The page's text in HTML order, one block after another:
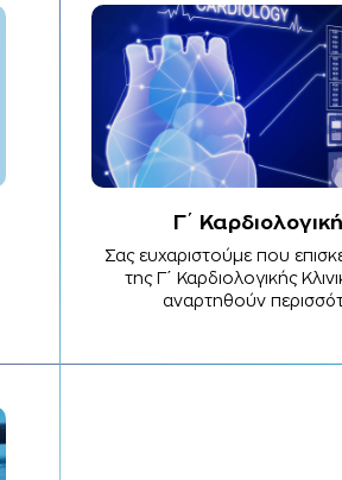
Γ΄
Σας ευχαριστούμε που
της Γ΄ Καρδιολογικής
αναρτηθούν